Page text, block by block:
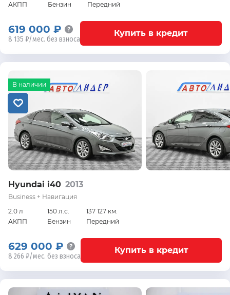
АКПП
Бензин Передний
Купить в кредит
619 000 ₽
8 135 ₽/мес. без взноса
Hyundai i40 2013
Business + Навигация
2.0 л
150 л.с.
137 127 км.
АКПП
Бензин Передний
В наличии
Купить в кредит
629 000 ₽
8 266 ₽/мес. без взноса